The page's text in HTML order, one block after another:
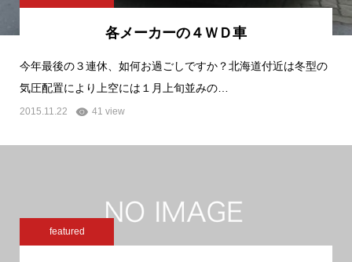
各メーカーの４ＷＤ車
今年最後の３連休、如何お過ごしですか？北海道付近は冬型の
気圧配置により上空には１月上旬並みの…
2015.11.22 41 view
featured